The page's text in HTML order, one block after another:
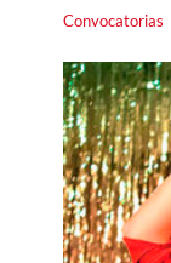
Convocatorias